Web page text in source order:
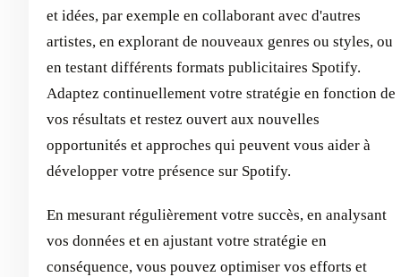
et idées, par exemple en collaborant avec d'autres
artistes, en explorant de nouveaux genres ou styles, ou
en testant différents formats publicitaires Spotify.
Adaptez continuellement votre stratégie en fonction de
vos résultats et restez ouvert aux nouvelles
opportunités et approches qui peuvent vous aider à
développer votre présence sur Spotify.
En mesurant régulièrement votre succès, en analysant
vos données et en ajustant votre stratégie en
conséquence, vous pouvez optimiser vos efforts et